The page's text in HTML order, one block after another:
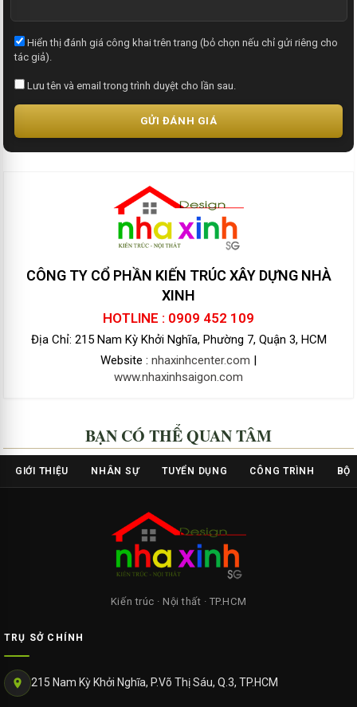
Hiển thị đánh giá công khai trên trang (bỏ chọn nếu chỉ gửi riêng cho
tác giả).
Lưu tên và email trong trình duyệt cho lần sau.
GỬI ĐÁNH GIÁ
CÔNG TY CỔ PHẦN KIẾN TRÚC XÂY DỰNG NHÀ
XINH
HOTLINE : 0909 452 109
Địa Chỉ: 215 Nam Kỳ Khởi Nghĩa, Phường 7, Quận 3, HCM
Website : nhaxinhcenter.com |
www.nhaxinhsaigon.com
BẠN CÓ THỂ QUAN TÂM
GIỚI THIỆU NHÂN SỰ TUYỂN DỤNG CÔNG TRÌNH BỘ
Kiến trúc · Nội thất · TP.HCM
TRỤ SỞ CHÍNH
215 Nam Kỳ Khởi Nghĩa, P.Võ Thị Sáu, Q.3, TP.HCM